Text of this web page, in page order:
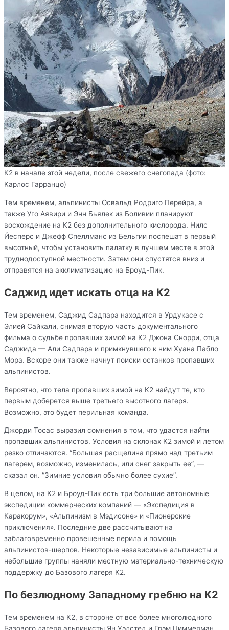
К2 в начале этой недели, после свежего снегопада (фото:
Карлос Гарранцо)
Тем временем, альпинисты Освальд Родриго Перейра, а
также Уго Аявири и Энн Бьялек из Боливии планируют
восхождение на К2 без дополнительного кислорода. Нилс
Йесперс и Джефф Спеллманс из Бельгии поспешат в первый
высотный, чтобы установить палатку в лучшем месте в этой
труднодоступной местности. Затем они спустятся вниз и
отправятся на акклиматизацию на Броуд-Пик.
Саджид идет искать отца на К2
Тем временем, Саджид Садпара находится в Урдукасе с
Элией Сайкали, снимая вторую часть документального
фильма о судьбе пропавших зимой на К2 Джона Снорри, отца
Саджида — Али Садпара и примкнувшего к ним Хуана Пабло
Мора. Вскоре они также начнут поиски останков пропавших
альпинистов.
Вероятно, что тела пропавших зимой на К2 найдут те, кто
первым доберется выше третьего высотного лагеря.
Возможно, это будет перильная команда.
Джорди Тосас выразил сомнения в том, что удастся найти
пропавших альпинистов. Условия на склонах К2 зимой и летом
резко отличаются. “Большая расщелина прямо над третьим
лагерем, возможно, изменилась, или снег закрыть ее”, —
сказал он. “Зимние условия обычно более сухие”.
В целом, на К2 и Броуд-Пик есть три большие автономные
экспедиции коммерческих компаний — «Экспедиция в
Каракорум», «Альпинизм в Мэдисоне» и «Пионерские
приключения». Последние две рассчитывают на
заблаговременно провешенные перила и помощь
альпинистов-шерпов. Некоторые независимые альпинисты и
небольшие группы наняли местную материально-техническую
поддержку до Базового лагеря К2.
По безлюдному Западному гребню на К2
Тем временем на К2, в стороне от все более многолюдного